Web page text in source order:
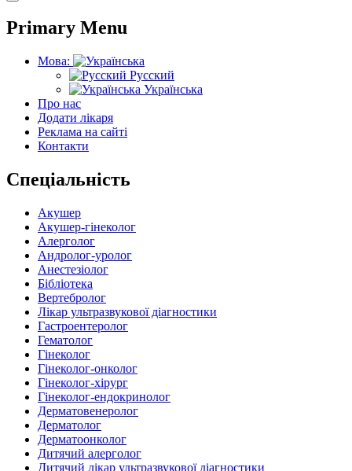
Primary Menu
Мова:
Русский
Українська
Про нас
Додати лікаря
Реклама на сайті
Контакти
Спеціальність
Акушер
Акушер-гінеколог
Алерголог
Андролог-уролог
Анестезіолог
Бібліотека
Вертебролог
Лікар ультразвукової діагностики
Гастроентеролог
Гематолог
Гінеколог
Гінеколог-онколог
Гінеколог-хірург
Гінеколог-ендокринолог
Дерматовенеролог
Дерматолог
Дерматоонколог
Дитячий алерголог
Дитячий лікар ультразвукової діагностики